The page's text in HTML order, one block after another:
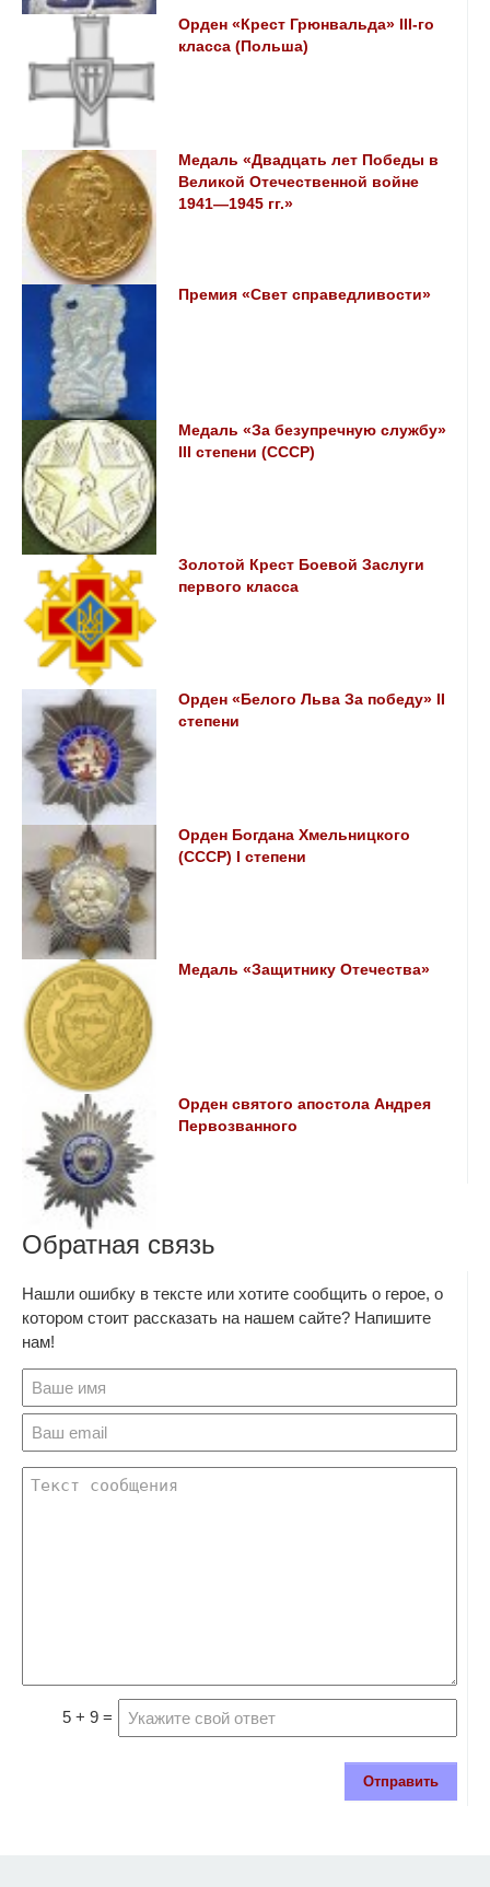
Орден «Крест Грюнвальда» III-го
класса (Польша)
Медаль «Двадцать лет Победы в
Великой Отечественной войне
1941—1945 гг.»
Премия «Свет справедливости»
Медаль «За безупречную службу»
III степени (СССР)
Золотой Крест Боевой Заслуги
первого класса
Орден «Белого Льва За победу» II
степени
Орден Богдана Хмельницкого
(СССР) I степени
Медаль «Защитнику Отечества»
Орден святого апостола Андрея
Первозванного
Обратная связь
Нашли ошибку в тексте или хотите сообщить о герое, о
котором стоит рассказать на нашем сайте? Напишите
нам!
5 + 9 =
Отправить